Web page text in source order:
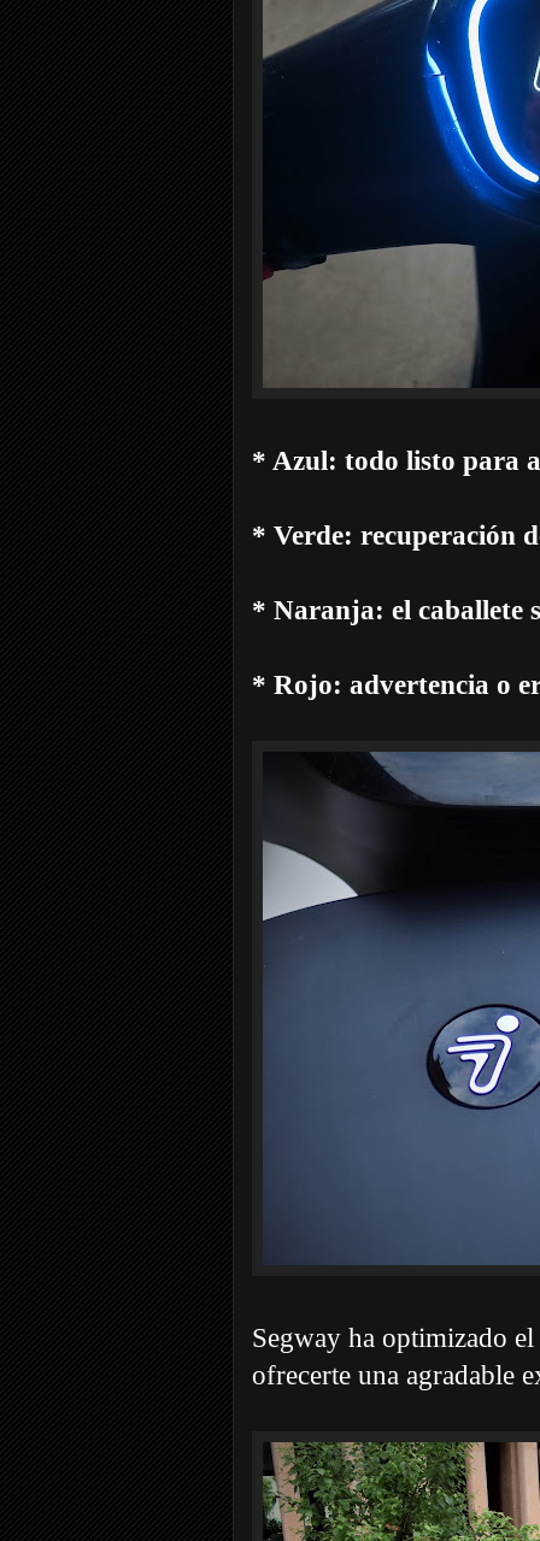
* Azul: todo listo para
* Verde: recuperación
* Naranja: el caballete
* Rojo: advertencia o
Segway ha optimizado
ofrecerte una agradable